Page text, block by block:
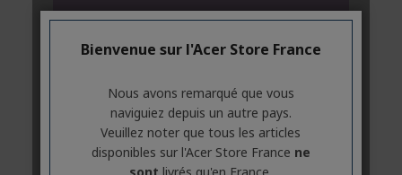
Bienvenue sur l'Acer Store France
Nous avons remarqué que vous
naviguiez depuis un autre pays.
Veuillez noter que tous les articles
disponibles sur l'Acer Store France ne